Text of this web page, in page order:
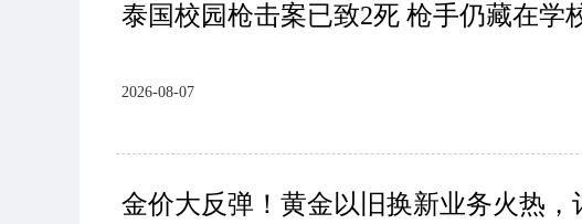
泰国校园枪击案已致2死 枪手仍藏在学
2026-08-07
金价大反弹！黄金以旧换新业务火热